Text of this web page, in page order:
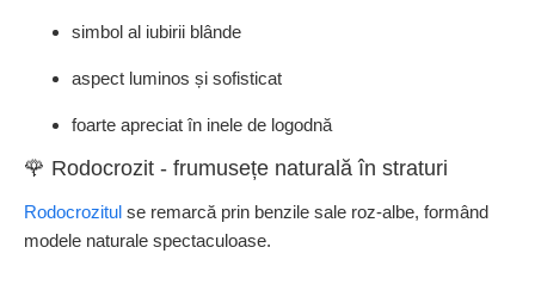
simbol al iubirii blânde
aspect luminos și sofisticat
foarte apreciat în inele de logodnă
🌹 Rodocrozit - frumusețe naturală în straturi
Rodocrozitul se remarcă prin benzile sale roz-albe, formând
modele naturale spectaculoase.